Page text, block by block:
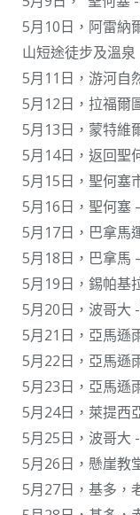
5月10日，阿雷納
山短途徒步及溫泉
5月11日，游河自
5月12日，拉福爾
5月13日，蒙特維
5月14日，返回聖
5月15日，聖何塞
5月16日，聖何塞
5月17日，巴拿馬
5月18日，巴拿馬
5月19日，錫帕基
5月20日，波哥大
5月21日，亞馬遜
5月22日，亞馬遜
5月23日，亞馬遜
5月24日，萊提西
5月25日，波哥大
5月26日，懸崖教
5月27日，基多，